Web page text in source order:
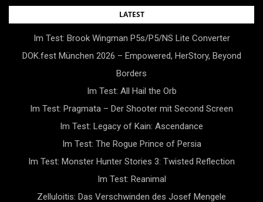
Skip
LATEST
Im Test: Brook Wingman P5s/P5/NS Lite Converter
DOK.fest München 2026 – Empowered, HerStory, Beyond
Borders
Im Test: All Hail the Orb
Im Test: Pragmata – Der Shooter mit Second Screen
Im Test: Legacy of Kain: Ascendance
Im Test: The Rogue Prince of Persia
Im Test: Monster Hunter Stories 3: Twisted Reflection
Im Test: Reanimal
Zelluloitis: Das Verschwinden des Josef Mengele